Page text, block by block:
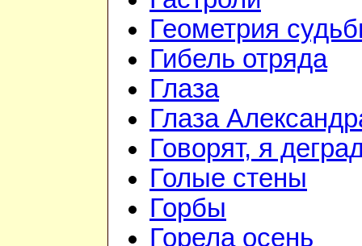
Геометрия
Гибель отряда
Глаза
Глаза
Говорят, я
Голые стены
Горбы
Горела осень